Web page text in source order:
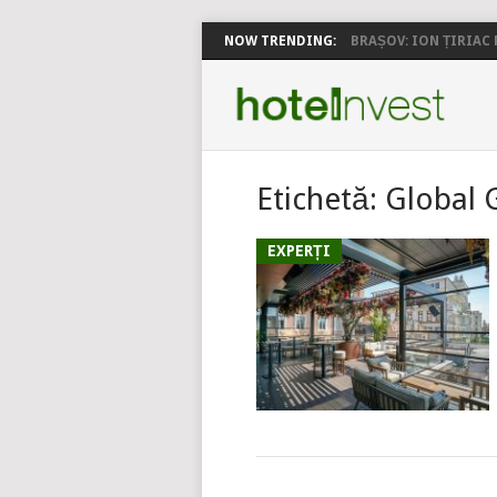
NOW TRENDING: BRAȘOV: ION ȚIRIAC
Etichetă: Global
EXPERȚI